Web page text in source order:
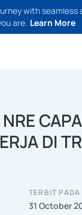
with seamless
are. Learn More
DI
TERBIT PADA
31 October